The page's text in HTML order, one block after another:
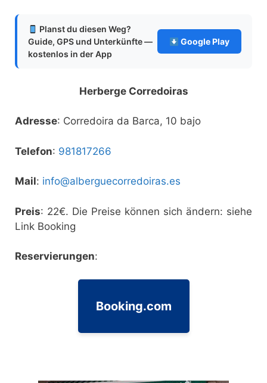
Planst du diesen Weg?
Guide, GPS und Unterkünfte —
kostenlos in der App
Google Play
Herberge Corredoiras
Adresse: Corredoira da Barca, 10 bajo
Telefon: 981817266
Mail: info@alberguecorredoiras.es
Preis: 22€. Die Preise können sich ändern: siehe
Link Booking
Reservierungen:
Booking.com